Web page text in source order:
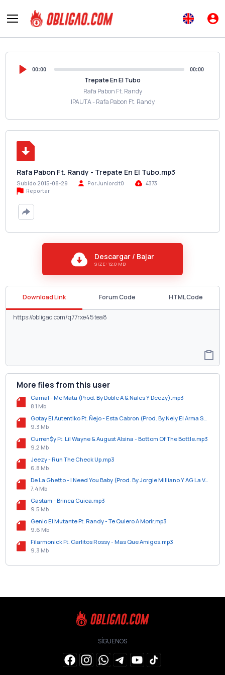
00:00 00:00
Trepate En El Tubo
Rafa Pabon Ft. Randy
IPAUTA - Rafa Pabon Ft. Randy
Rafa Pabon Ft. Randy - Trepate En El Tubo.mp3
Subido 2015-08-29 Por Juniorcit0
4373
Reportar
Descargar / Bajar
SIZE: 12.0 MB
Download Link Forum Code HTML Code
More files from this user
Carnal - Me Mata (Prod. By Doble A & Nales Y Deezy).mp3
8.1 Mb
Gotay El Autentiko Ft. Ñejo - Esta Cabron (Prod. By Nely El Arma Secreta Y Magnifico).mp3
9.3 Mb
Curren$y Ft. Lil Wayne & August Alsina - Bottom Of The Bottle.mp3
9.2 Mb
Jeezy - Run The Check Up.mp3
6.8 Mb
De La Ghetto - I Need You Baby (Prod. By Jorgie Milliano Y AG La Voz).mp3
7.4 Mb
Gastam - Brinca Cuica.mp3
9.5 Mb
Genio El Mutante Ft. Randy - Te Quiero A Morir.mp3
9.6 Mb
Filarmonick Ft. Carlitos Rossy - Mas Que Amigos.mp3
9.3 Mb
SÍGUENOS